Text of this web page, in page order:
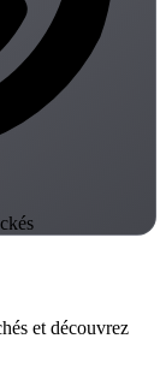
et découvrez